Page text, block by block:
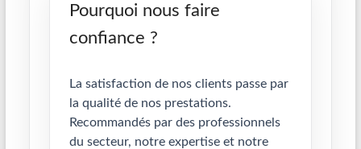
Pourquoi nous faire
confiance ?
La satisfaction de nos clients passe par
la qualité de nos prestations.
Recommandés par des professionnels
du secteur, notre expertise et notre